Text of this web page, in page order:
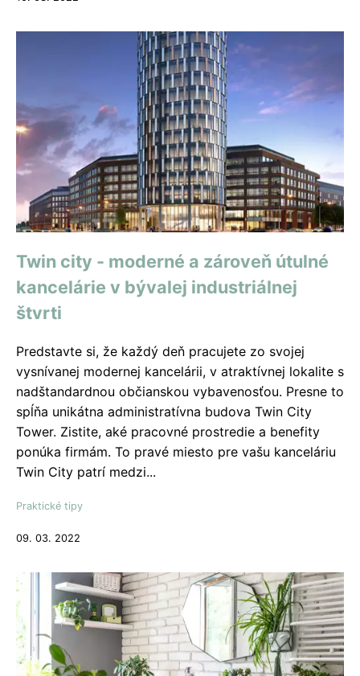
Twin city - moderné a zároveň útulné
kancelárie v bývalej industriálnej
štvrti
Predstavte si, že každý deň pracujete zo svojej
vysnívanej modernej kancelárii, v atraktívnej lokalite s
nadštandardnou občianskou vybavenosťou. Presne to
spĺňa unikátna administratívna budova Twin City
Tower. Zistite, aké pracovné prostredie a benefity
ponúka firmám. To pravé miesto pre vašu kanceláriu
Twin City patrí medzi...
Praktické tipy
09. 03. 2022